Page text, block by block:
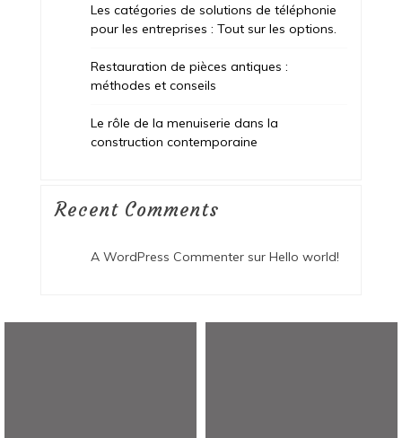
Les catégories de solutions de téléphonie
pour les entreprises : Tout sur les options.
Restauration de pièces antiques :
méthodes et conseils
Le rôle de la menuiserie dans la
construction contemporaine
Recent Comments
A WordPress Commentersur Hello world!